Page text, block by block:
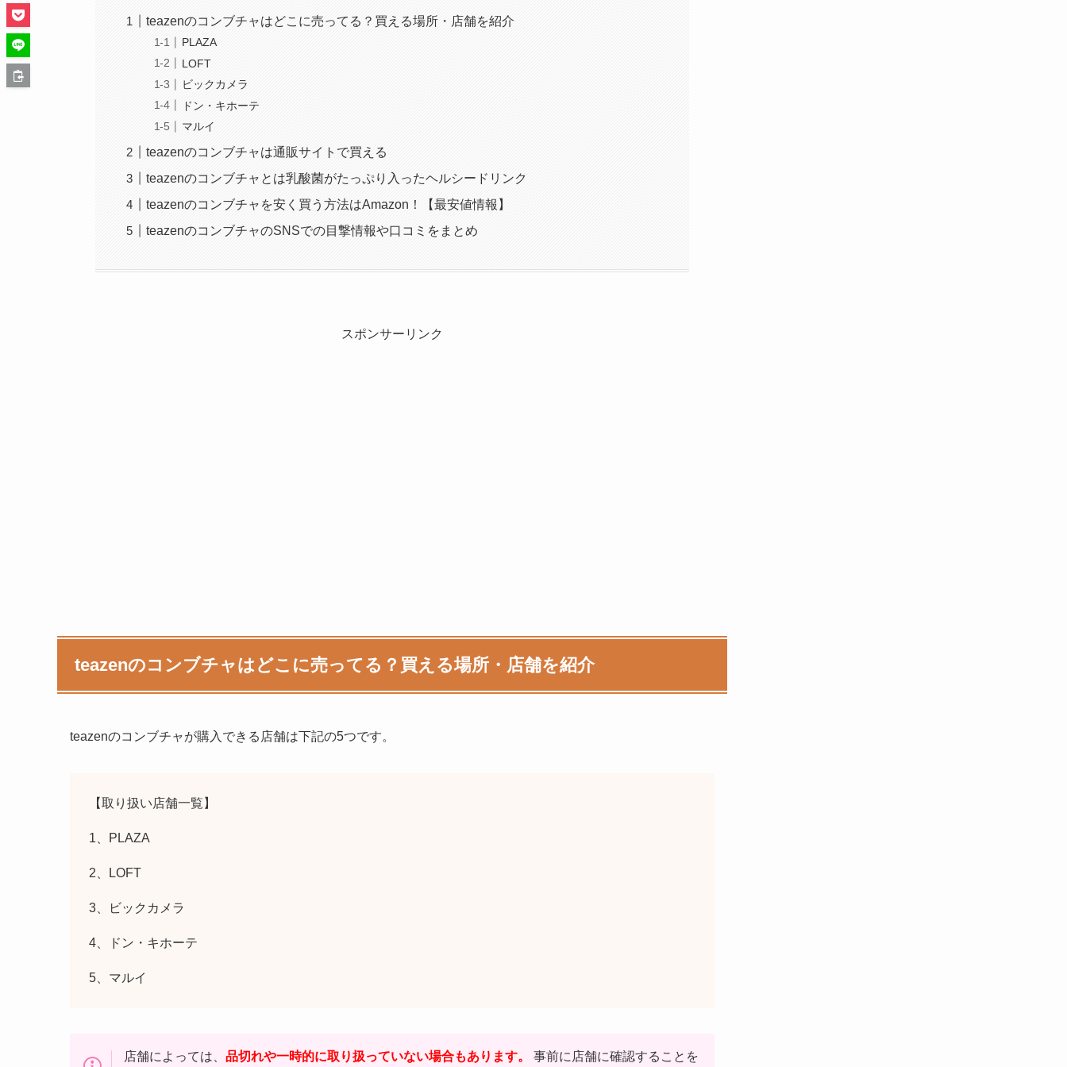
teazenのコンブチャはどこに売ってる？買える場所・店舗を紹介
PLAZA
LOFT
ビックカメラ
ドン・キホーテ
マルイ
teazenのコンブチャは通販サイトで買える
teazenのコンブチャとは乳酸菌がたっぷり入ったヘルシードリンク
teazenのコンブチャを安く買う方法はAmazon！【最安値情報】
teazenのコンブチャのSNSでの目撃情報や口コミをまとめ
スポンサーリンク
teazenのコンブチャはどこに売ってる？買える場所・店舗を紹介
teazenのコンブチャが購入できる店舗は下記の5つです。
【取り扱い店舗一覧】
1、PLAZA
2、LOFT
3、ビックカメラ
4、ドン・キホーテ
5、マルイ
店舗によっては、 品切れや一時的に取り扱っていない場合もあります。 事前に店舗に確認することを